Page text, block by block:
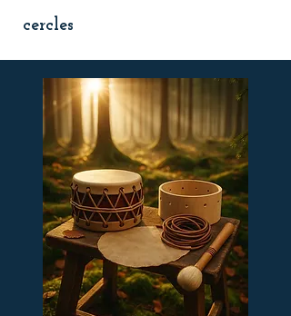
cercles